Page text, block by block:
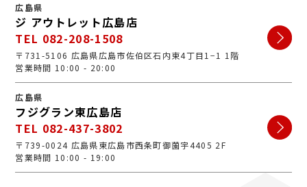
広島県
ジ アウトレット広島店
TEL 082-208-1508
〒731-5106 広島県広島市佐伯区石内東4丁目1−1 1階
営業時間 10:00 - 20:00
広島県
フジグラン東広島店
TEL 082-437-3802
〒739-0024 広島県東広島市西条町御薗宇4405 2F
営業時間 10:00 - 19:00